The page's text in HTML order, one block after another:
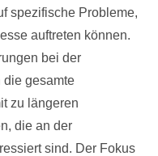
spezifische Probleme,
auftreten können.
bei der
die gesamte
zu längeren
die an der
sind. Der Fokus